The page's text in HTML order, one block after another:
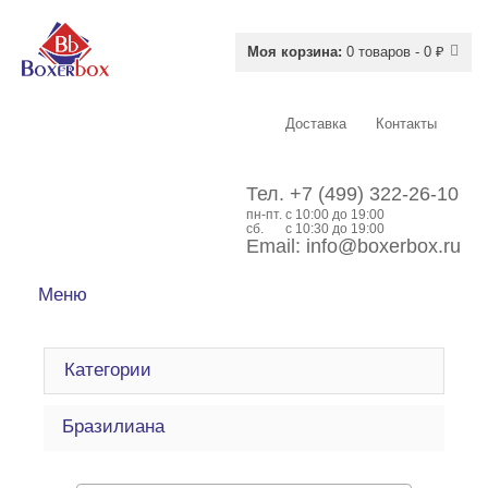
Моя корзина: 0 товаров - 0 ₽
Доставка Контакты
Тел. +7 (499) 322-26-10
пн-пт. c 10:00 до 19:00
сб.
с 10:30 до 19:00
Email: info@boxerbox.ru
Меню
Категории
Бразилиана